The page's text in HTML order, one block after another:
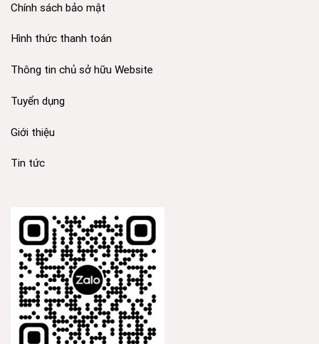
Chính sách bảo mật
Hình thức thanh toán
Thông tin chủ sở hữu Website
Tuyển dụng
Giới thiệu
Tin tức